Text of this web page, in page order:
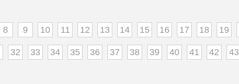
8 9 10 11 12 13 14 15 16 17 18 19
32 33 34 35 36 37 38 39 40 41 42 43